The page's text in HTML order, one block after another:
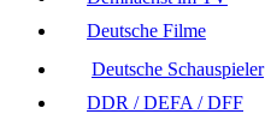
Deutsche Filme
Deutsche Schauspieler
DDR / DEFA / DFF